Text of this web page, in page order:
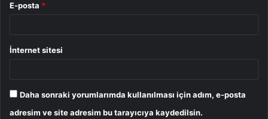
E-posta *
İnternet sitesi
Daha sonraki yorumlarımda kullanılması için adım, e-posta
adresim ve site adresim bu tarayıcıya kaydedilsin.